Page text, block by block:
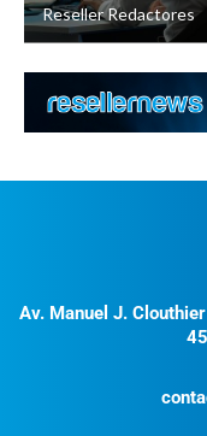
Reseller Redactores
Av. Manuel J.